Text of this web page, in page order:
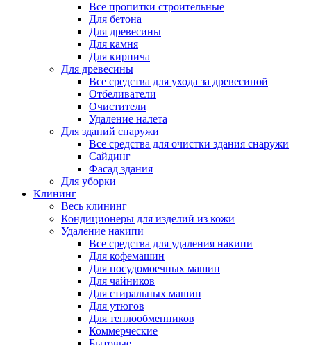
Все пропитки строительные
Для бетона
Для древесины
Для камня
Для кирпича
Для древесины
Все средства для ухода за древесиной
Отбеливатели
Очистители
Удаление налета
Для зданий снаружи
Все средства для очистки здания снаружи
Сайдинг
Фасад здания
Для уборки
Клининг
Весь клининг
Кондиционеры для изделий из кожи
Удаление накипи
Все средства для удаления накипи
Для кофемашин
Для посудомоечных машин
Для чайников
Для стиральных машин
Для утюгов
Для теплообменников
Коммерческие